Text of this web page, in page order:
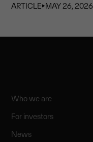
ARTICLE⏵MAY 26, 2026
Who we are
For investors
News